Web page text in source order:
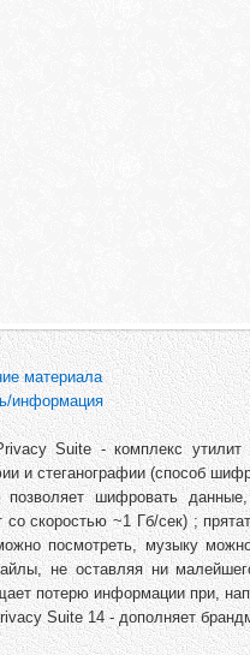
материала
информация
Suite - комплекс
и стеганографии (способ
позволяет шифровать
со скоростью ~1 Гб/сек) ;
посмотреть, музыку
не оставляя ни
потерю информации при,
Suite 14 - дополняет